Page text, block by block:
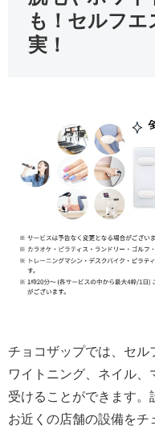
も！セルフ
実！
チョコザップでは、セル
ワイトニング、ネイル
受けることができます。
お近くの店舗の設備をチ